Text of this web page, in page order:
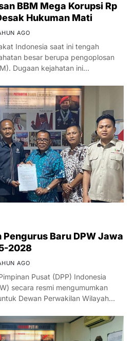
BBM Mega Korupsi Rp
Hukuman Mati
AGO
Indonesia saat ini tengah
besar berupa pengoplosan
Dugaan kejahatan ini…
Pengurus Baru DPW Jawa
2028
AGO
Pusat (DPP) Indonesia
secara resmi mengumumkan
Dewan Perwakilan Wilayah…